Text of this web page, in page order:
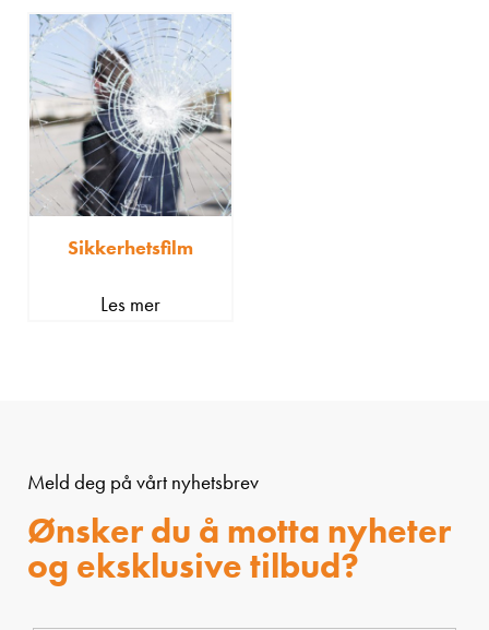
Sikkerhetsfilm
Les mer
Meld deg på vårt nyhetsbrev
Ønsker du å motta nyheter
og eksklusive tilbud?